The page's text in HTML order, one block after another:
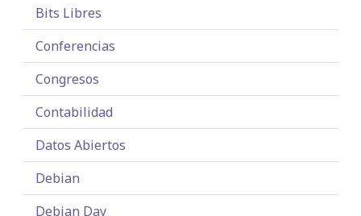
Bits Libres
Conferencias
Congresos
Contabilidad
Datos Abiertos
Debian
Debian Day